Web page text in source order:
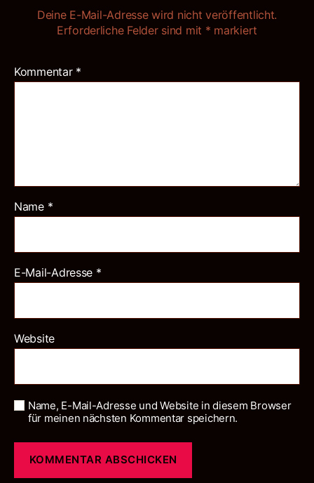
Deine E-Mail-Adresse wird nicht veröffentlicht.
Erforderliche Felder sind mit * markiert
Kommentar *
Name *
E-Mail-Adresse *
Website
Name, E-Mail-Adresse und Website in diesem Browser
für meinen nächsten Kommentar speichern.